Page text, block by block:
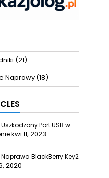
(21)
Naprawy (18)
Uszkodzony Port USB w
kwi 11, 2023
Naprawa BlackBerry Key2
2020